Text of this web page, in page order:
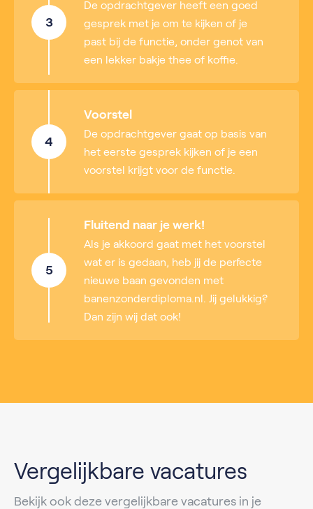
3
De opdrachtgever heeft een goed
gesprek met je om te kijken of je
past bij de functie, onder genot van
een lekker bakje thee of koffie.
4
Voorstel
De opdrachtgever gaat op basis van
het eerste gesprek kijken of je een
voorstel krijgt voor de functie.
5
Fluitend naar je werk!
Als je akkoord gaat met het voorstel
wat er is gedaan, heb jij de perfecte
nieuwe baan gevonden met
banenzonderdiploma.nl. Jij gelukkig?
Dan zijn wij dat ook!
Vergelijkbare vacatures
Bekijk ook deze vergelijkbare vacatures in je